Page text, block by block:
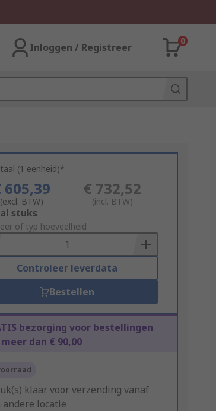
Inloggen / Registreer
0
(1 eenheid)*
605,39
(excl. BTW)
€ 732,52
(incl. BTW)
stuks
of typ hoeveelheid
Controleer leverdata
Bestellen
bezorging voor bestellingen
dan € 90,00
klaar voor verzending vanaf
andere locatie